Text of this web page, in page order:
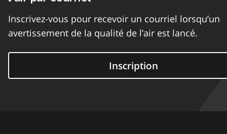
Inscrivez-vous pour recevoir un courriel lorsqu’un
avertissement de la qualité de l’air est lancé.
Inscription